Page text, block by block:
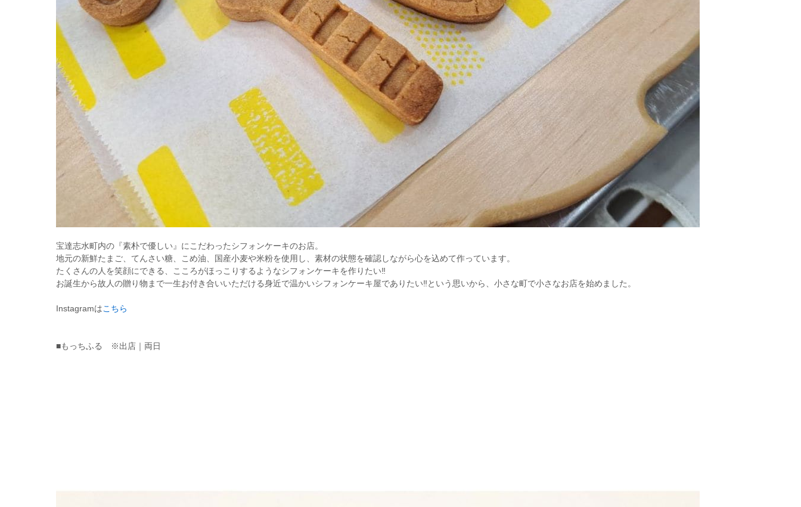
宝達志水町内の『素朴で優しい』にこだわったシフォンケーキのお店。
地元の新鮮たまご、てんさい糖、こめ油、国産小麦や米粉を使用し、素材の状態を確認しながら心を込めて作っています。
たくさんの人を笑顔にできる、こころがほっこりするようなシフォンケーキを作りたい‼
お誕生から故人の贈り物まで一生お付き合いいただける身近で温かいシフォンケーキ屋でありたい‼という思いから、小さな町で小さなお店を始めました。
Instagramはこちら
■もっちふる ※出店｜両日